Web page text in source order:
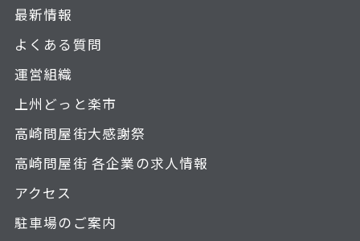
最新情報
よくある質問
運営組織
上州どっと楽市
高崎問屋街大感謝祭
高崎問屋街 各企業の求人情報
アクセス
駐車場のご案内